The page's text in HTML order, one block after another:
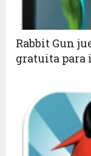
Rabbit Gun
gratuita para